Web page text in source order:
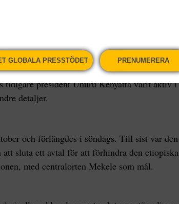
kontrollen på marken i Tigray. Det innebär
Tronvoll som låter överraskad över
så är det USA som haft musklerna i
tidigare president Uhuru Kenyatta varit aktiv i
detaljer.
och förlängdes i söndags. Till sist var den
sluta ett avtal för att förhindra den etiopiska
med centralorten Mekele som mål.
GLOBALA PRESSTÖDET PRENUMERERA